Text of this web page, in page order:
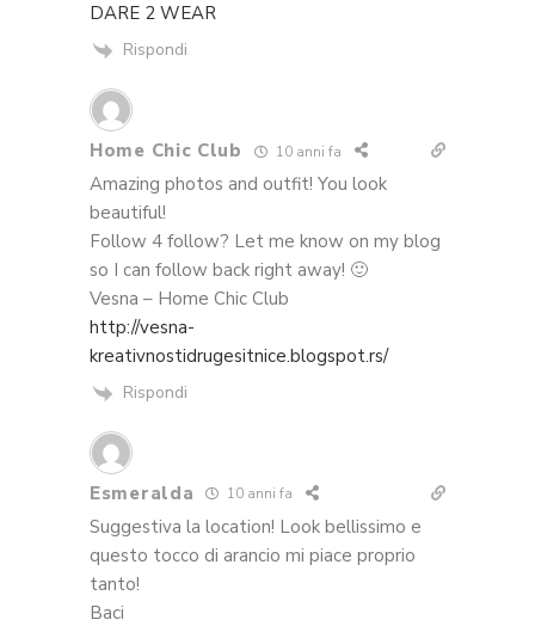
DARE 2 WEAR
Rispondi
Home Chic Club 10 anni fa
Amazing photos and outfit! You look
beautiful!
Follow 4 follow? Let me know on my blog
so I can follow back right away! 🙂
Vesna – Home Chic Club
http://vesna-
kreativnostidrugesitnice.blogspot.rs/
Rispondi
Esmeralda 10 anni fa
Suggestiva la location! Look bellissimo e
questo tocco di arancio mi piace proprio
tanto!
Baci